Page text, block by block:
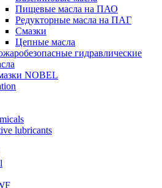
Пищевые масла на ПАО
Редукторные масла на ПАГ
Смазки
Цепные масла
гидравлические
NOBEL
lubricants